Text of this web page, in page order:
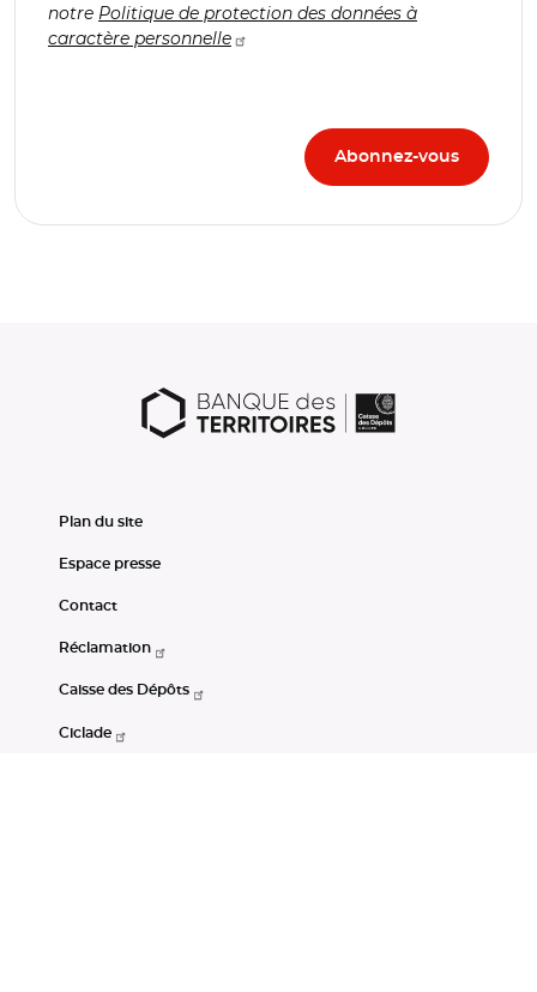
notre Politique de protection des données à
caractère personnelle
Plan du site
Espace presse
Contact
Réclamation
Caisse des Dépôts
Ciclade